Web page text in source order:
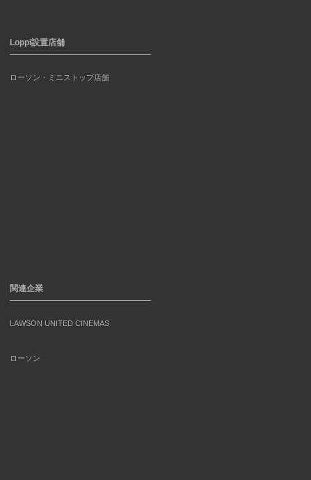
Loppi設置店舗
ローソン・ミニストップ店舗
関連企業
LAWSON UNITED CINEMAS
ローソン